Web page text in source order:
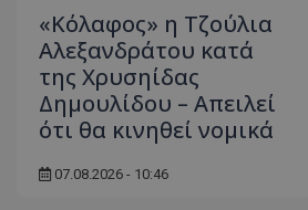
«Κόλαφος» η Τζούλια
Αλεξανδράτου κατά
της Χρυσηίδας
Δημουλίδου – Απειλεί
ότι θα κινηθεί νομικά
07.08.2026 - 10:46